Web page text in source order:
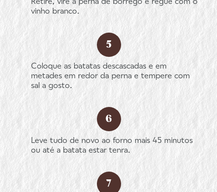
Retire, vire a perna de borrego e regue com o
vinho branco.
Coloque as batatas descascadas e em
metades em redor da perna e tempere com
sal a gosto.
Leve tudo de novo ao forno mais 45 minutos
ou até a batata estar tenra.